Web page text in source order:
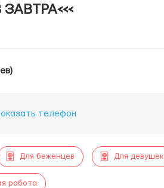
телефон
Для беженцев Для девушек
работа